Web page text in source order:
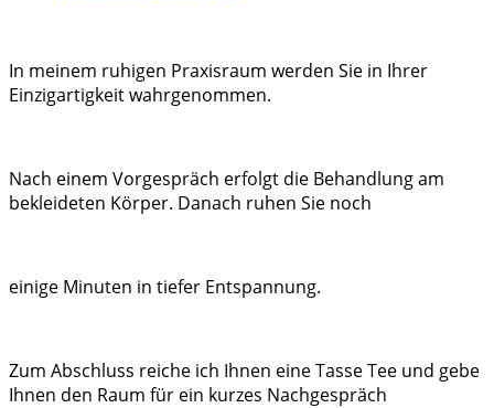
In meinem ruhigen Praxisraum werden Sie in Ihrer
Einzigartigkeit wahrgenommen.
Nach einem Vorgespräch erfolgt die Behandlung am
bekleideten Körper. Danach ruhen Sie noch
einige Minuten in tiefer Entspannung.
Zum Abschluss reiche ich Ihnen eine Tasse Tee und gebe
Ihnen den Raum für ein kurzes Nachgespräch